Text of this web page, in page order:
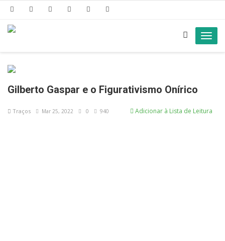
Gilberto Gaspar e o Figurativismo Onírico
Traços Mar 25, 2022 0 940 Adicionar à Lista de Leitura